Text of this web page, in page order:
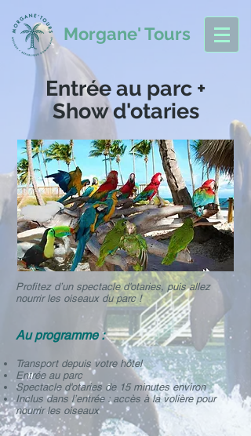
Morgane' Tours
Entrée au parc +
Show d'otaries
Profitez d’un spectacle d'otaries, puis allez
nourrir les oiseaux du parc !
Au programme :
Transport depuis votre hôtel
Entrée au parc
Spectacle d'otaries de 15 minutes environ
Inclus dans l’entrée : accès à la volière pour
nourrir les oiseaux